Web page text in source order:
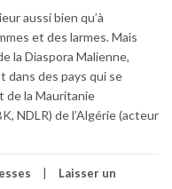
aussi bien qu’à
et des larmes. Mais
la Diaspora Malienne,
dans des pays qui se
de la Mauritanie
NDLR) de l’Algérie (acteur
Laisser un